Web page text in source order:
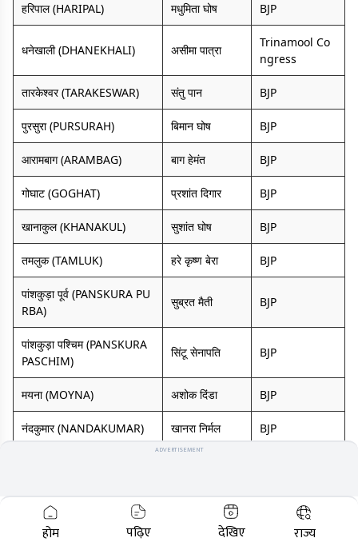
हरिपाल (HARIPAL) मधुमिता घोष BJP
धनेखाली (DHANEKHALI) असीमा पात्रा
Trinamool Co
ngress
तारकेश्वर (TARAKESWAR) संतु पान BJP
पुरसुरा (PURSURAH) बिमान घोष BJP
आरामबाग (ARAMBAG) बाग हेमंत BJP
गोघाट (GOGHAT) प्रशांत दिगार BJP
खानाकुल (KHANAKUL) सुशांत घोष BJP
तमलुक (TAMLUK) हरे कृष्ण बेरा BJP
पांशकुड़ा पूर्व (PANSKURA PU
RBA)
सुब्रत मैती BJP
पांशकुड़ा पश्चिम (PANSKURA
PASCHIM)
सिंटू सेनापति BJP
मयना (MOYNA) अशोक दिंडा BJP
नंदकुमार (NANDAKUMAR) खानरा निर्मल BJP
हल्दिया (HALDIA)
प्रदीप कुमार बिज
ADVERTISEMENT
होम पढ़िए देखिए राज्य